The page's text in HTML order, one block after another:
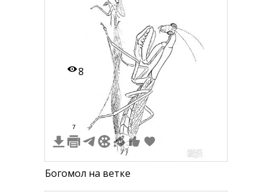
8
7
Богомол на ветке